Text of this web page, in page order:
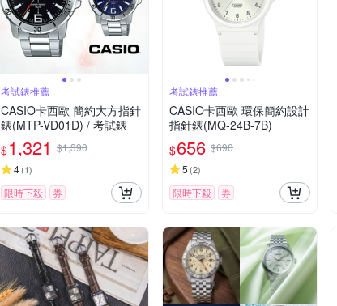
考試錶推薦
CASIO卡西歐 簡約大方指針
錶(MTP-VD01D) / 考試錶
$1,321 $1,390
4(1)
限時下殺 券
考試錶推薦
CASIO卡西歐 環保簡約設計
指針錶(MQ-24B-7B)
$656 $690
5 (2)
限時下殺 券